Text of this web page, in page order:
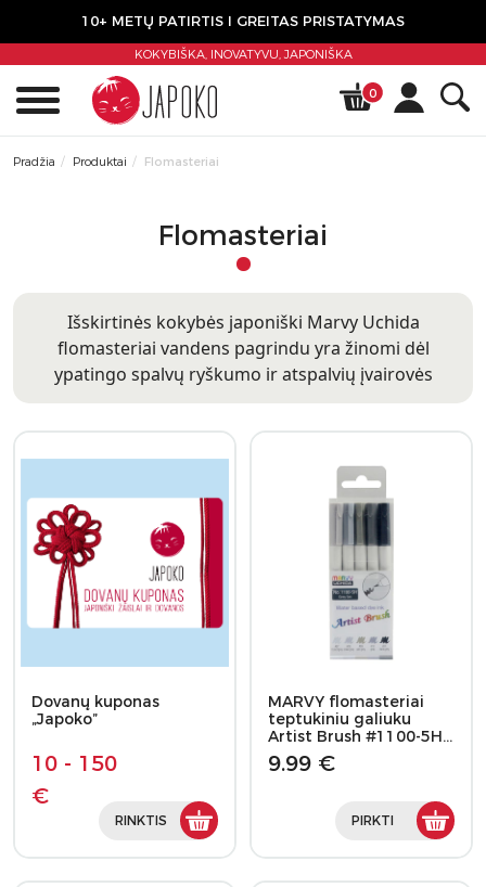
10+ METŲ PATIRTIS I GREITAS PRISTATYMAS
KOKYBIŠKA, INOVATYVU,JAPONIŠKA
0
Pradžia Produktai Flomasteriai
Flomasteriai
Išskirtinės kokybės japoniški Marvy Uchida
flomasteriai vandens pagrindu yra žinomi dėl
ypatingo spalvų ryškumo ir atspalvių įvairovės
Dovanų kuponas
„Japoko”
10 - 150
€
RINKTIS
MARVY flomasteriai
teptukiniu galiuku
Artist Brush #1100-5H…
9.99 €
PIRKTI